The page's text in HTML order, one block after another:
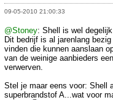
09-05-2010 21:00:33
@Stoney: Shell is wel
Dit bedrijf is al jarenlang
vinden die kunnen aanslaan
van de weinige aanbieders
verwerven.
Stel je maar eens voor: Shell
superbrandstof A...wat voor